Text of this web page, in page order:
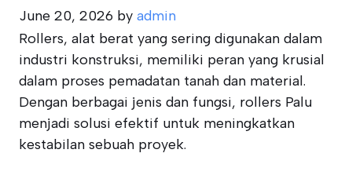
June 20, 2026 by admin
Rollers, alat berat yang sering digunakan dalam
industri konstruksi, memiliki peran yang krusial
dalam proses pemadatan tanah dan material.
Dengan berbagai jenis dan fungsi, rollers Palu
menjadi solusi efektif untuk meningkatkan
kestabilan sebuah proyek.